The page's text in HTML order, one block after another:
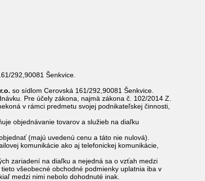
292,90081 Šenkvice.
so sídlom Cerovská 161/292,90081 Šenkvice.
Pre účely zákona, najmä zákona č. 102/2014 Z.
v rámci predmetu svojej podnikateľskej činnosti,
objednávanie tovarov a služieb na diaľku
(majú uvedenú cenu a táto nie nulová).
komunikácie ako aj telefonickej komunikácie,
zariadení na diaľku a nejedná sa o vzťah medzi
všeobecné obchodné podmienky uplatnia iba v
medzi nimi nebolo dohodnuté inak.